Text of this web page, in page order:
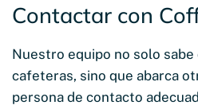
Contactar con
Nuestro equipo no solo
cafeteras, sino que abarca
persona de contacto